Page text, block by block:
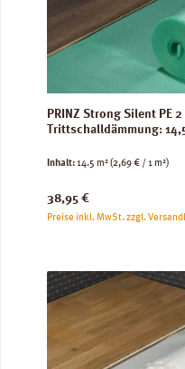
PRINZ Strong Silent PE
Trittschalldämmung:
Inhalt:14.5 m²(2,69 € / 1 m²)
Regulärer Preis:
38,95 €
Preise inkl. MwSt. zzgl.